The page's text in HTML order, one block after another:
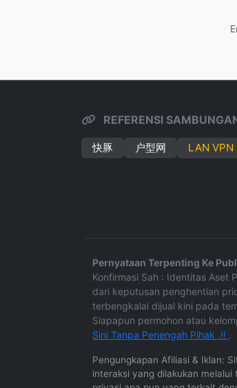
REFERENSI
快豚 户型网 LAN VPN
Pernyataan Terpenting Ke
Konfirmasi Sah : Identitas
dari keputusan penghentian
terbengkalai dijual kini pada
Siapapun permohon atau
Sini Tanpa Penengah Pihak .!! .
Pengungkapan Afiliasi & Iklan:
interaksi yang dilakukan